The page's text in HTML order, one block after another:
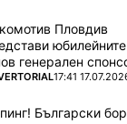
Пловдив
генерален
ОТ 17:41
Български